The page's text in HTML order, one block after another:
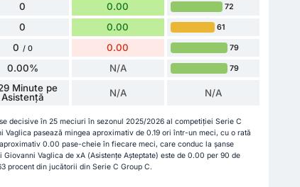
0 0.00 72
0 0.00 61
0 / 0 0.00 79
0.00% N/A 79
Minute pe
Asistență
N/A N/A
decisive în 25 meciuri în sezonul 2025/2026 al competiției Serie C
pasează mingea aproximativ de 0.19 ori într-un meci, cu o rată
0.00 pase-cheie în fiecare meci, care conduc la șanse
Vaglica de xA (Asistențe Așteptate) este de 0.00 per 90 de
procent din jucătorii din Serie C Group C.